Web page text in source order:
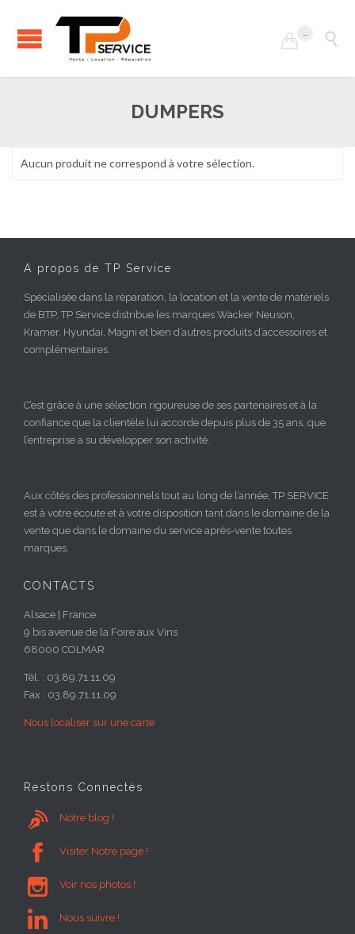
 
DUMPERS
Aucun produit ne correspond à votre sélection.
A propos de TP Service
Spécialisée dans la réparation, la location et la vente de matériels
de BTP, TP Service distribue les marques Wacker Neuson,
Kramer, Hyundai, Magni et bien d’autres produits d’accessoires et
complémentaires.
C’est grâce à une sélection rigoureuse de ses partenaires et à la
confiance que la clientèle lui accorde depuis plus de 35 ans, que
l’entreprise a su développer son activité.
Aux côtés des professionnels tout au long de l’année, TP SERVICE
est à votre écoute et à votre disposition tant dans le domaine de la
vente que dans le domaine du service après-vente toutes
marques.
CONTACTS
Alsace | France
9 bis avenue de la Foire aux Vins
68000 COLMAR
Tél. : 03.89.71.11.09
Fax : 03.89.71.11.09
Nous localiser sur une carte
Restons Connectés
 Notre blog !
 Visiter Notre page !
 Voir nos photos !
 Nous suivre !